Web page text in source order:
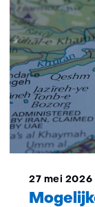
27 mei 2026